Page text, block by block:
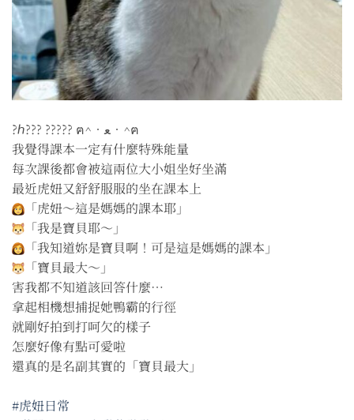
?ℎ??? ????? ฅ^•ﻌ•^ฅ
我覺得課本一定有什麼特殊能量
每次課後都會被這兩位大小姐坐好坐滿
最近虎妞又舒舒服服的坐在課本上
「虎妞～這是媽媽的課本耶」
「我是寶貝耶～」
「我知道妳是寶貝啊！可是這是媽媽的課本」
「寶貝最大～」
害我都不知道該回答什麼…
拿起相機想捕捉她鴨霸的行徑
就剛好拍到打呵欠的樣子
怎麼好像有點可愛啦
還真的是名副其實的「寶貝最大」
#虎妞日常